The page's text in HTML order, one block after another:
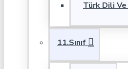
Türk Dili Ve
11.Sınıf